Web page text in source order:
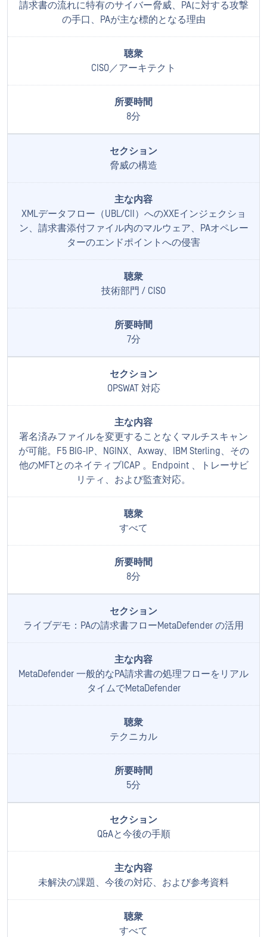
請求書の流れに特有のサイバー脅威、PAに対する攻撃
の手口、PAが主な標的となる理由
CISO／アーキテクト
8分
脅威の構造
XMLデータフロー（UBL/CII）へのXXEインジェクショ
ン、請求書添付ファイル内のマルウェア、PAオペレー
ターのエンドポイントへの侵害
技術部門 / CISO
7分
OPSWAT 対応
署名済みファイルを変更することなくマルチスキャン
が可能。F5 BIG-IP、NGINX、Axway、IBM Sterling、その
他のMFTとのネイティブICAP 。Endpoint 、トレーサビ
リティ、および監査対応。
すべて
8分
ライブデモ：PAの請求書フローMetaDefender の活用
MetaDefender 一般的なPA請求書の処理フローをリアル
タイムでMetaDefender
テクニカル
5分
Q&Aと今後の手順
未解決の課題、今後の対応、および参考資料
すべて